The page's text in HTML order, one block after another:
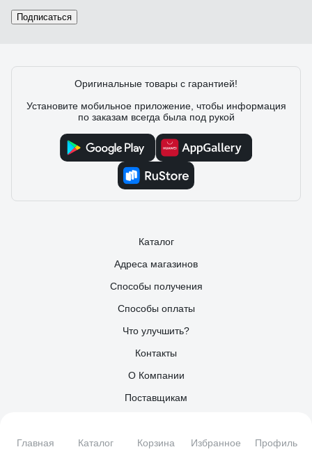
Главная Каталог Корзина Избранное Профиль
Подписаться
Оригинальные товары с гарантией!
Установите мобильное приложение, чтобы информация
по заказам всегда была под рукой
Каталог
Адреса магазинов
Способы получения
Способы оплаты
Что улучшить?
Контакты
О Компании
Поставщикам
Информация для инвесторов